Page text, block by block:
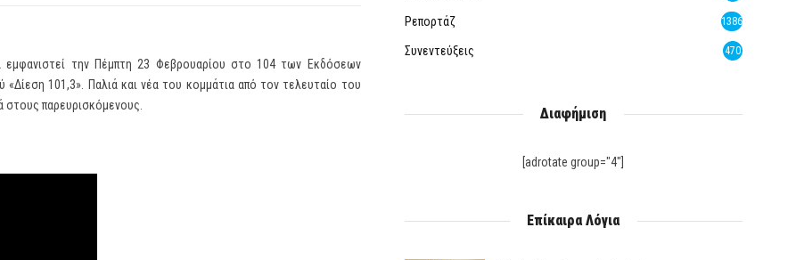
εμφανιστεί την Πέμπτη 23 Φεβρουαρίου στο 104 των Εκδόσεων
101,3». Παλιά και νέα του κομμάτια από τον τελευταίο του
παρευρισκόμενους.
Ρεπορτάζ 1386
Συνεντεύξεις 470
Διαφήμιση
[adrotate group="4"]
Επίκαιρα Λόγια